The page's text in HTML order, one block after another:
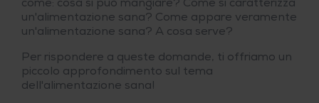
come: cosa si può mangiare? Come si caratterizza
un'alimentazione sana? Come appare veramente
un'alimentazione sana? A cosa serve?
Per rispondere a queste domande, ti offriamo un
piccolo approfondimento sul tema
dell'alimentazione sana!